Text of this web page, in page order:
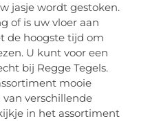
jasje wordt gestoken.
of is uw vloer aan
de hoogste tijd om
U kunt voor een
bij Regge Tegels.
mooie
verschillende
in het assortiment